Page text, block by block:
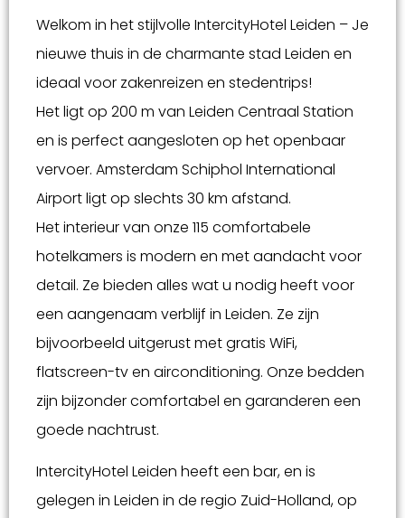
Welkom in het stijlvolle IntercityHotel Leiden – Je
nieuwe thuis in de charmante stad Leiden en
ideaal voor zakenreizen en stedentrips!
Het ligt op 200 m van Leiden Centraal Station
en is perfect aangesloten op het openbaar
vervoer. Amsterdam Schiphol International
Airport ligt op slechts 30 km afstand.
Het interieur van onze 115 comfortabele
hotelkamers is modern en met aandacht voor
detail. Ze bieden alles wat u nodig heeft voor
een aangenaam verblijf in Leiden. Ze zijn
bijvoorbeeld uitgerust met gratis WiFi,
flatscreen-tv en airconditioning. Onze bedden
zijn bijzonder comfortabel en garanderen een
goede nachtrust.
IntercityHotel Leiden heeft een bar, en is
gelegen in Leiden in de regio Zuid-Holland, op